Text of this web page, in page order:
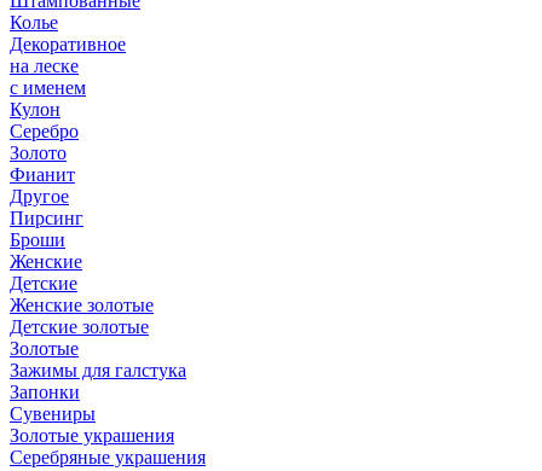
Колье
Декоративное
на леске
с именем
Кулон
Серебро
Золото
Фианит
Другое
Пирсинг
Броши
Женские
Детские
Женские золотые
Детские золотые
Золотые
Зажимы для галстука
Запонки
Сувениры
Золотые украшения
Серебряные украшения